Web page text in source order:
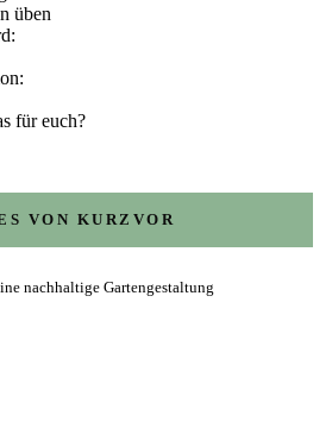
üben
für euch?
VON KURZVOR
nachhaltige Gartengestaltung